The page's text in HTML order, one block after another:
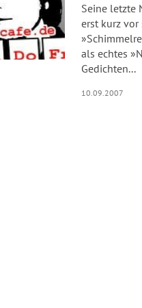
Seine letzte
erst kurz
als echtes
Gedichten...
10.09.2007